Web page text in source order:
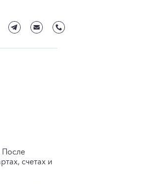
После
счетах и